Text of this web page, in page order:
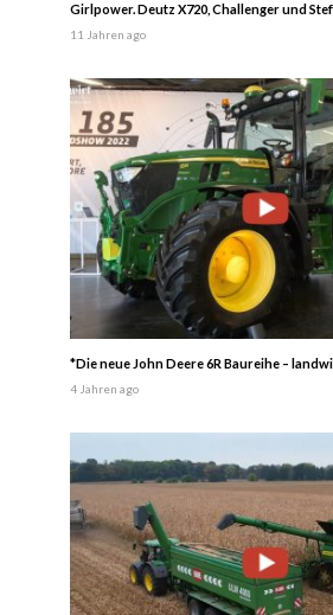
Girlpower. Deutz X720, Challenger und
11 Jahren ago
*Die neue John Deere 6R Baureihe –
4 Jahren ago